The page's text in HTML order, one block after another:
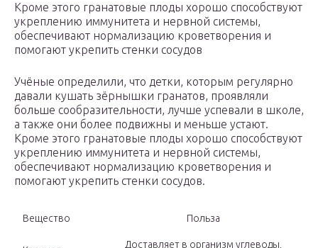
Кроме этого гранатовые плоды хорошо способствуют
укреплению иммунитета и нервной системы,
обеспечивают нормализацию кроветворения и
помогают укрепить стенки сосудов
Учёные определили, что детки, которым регулярно
давали кушать зёрнышки гранатов, проявляли
больше сообразительности, лучше успевали в школе,
а также они более подвижны и меньше устают.
Кроме этого гранатовые плоды хорошо способствуют
укреплению иммунитета и нервной системы,
обеспечивают нормализацию кроветворения и
помогают укрепить стенки сосудов.
Вещество Польза
Доставляет в организм углеводы,